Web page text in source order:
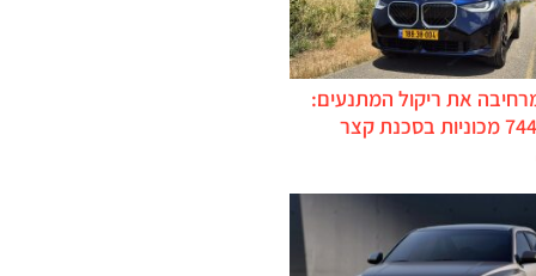
את ריקול המתנעים:
כ-744,000 מכוניות בסכנת קצר